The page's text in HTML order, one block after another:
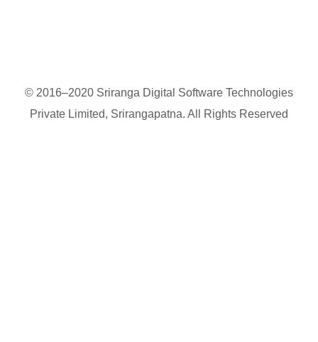
© 2016–2020 Sriranga Digital Software Technologies
Private Limited, Srirangapatna. All Rights Reserved